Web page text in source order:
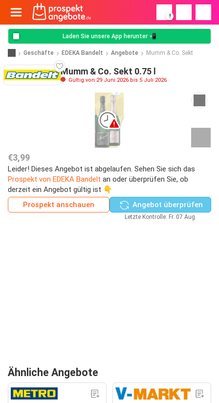
!
Laden Sie unsere App herunter 📲
Geschäfte EDEKA Bandelt Angebote Mumm & Co. Sekt
Mumm & Co. Sekt 0.75 l
Gültig von 29 Juni 2026 bis 5 Juli 2026
€3,99
Leider! Dieses Angebot ist abgelaufen. Sehen Sie sich das
Prospekt von EDEKA Bandelt an oder überprüfen Sie, ob
derzeit ein Angebot gültig ist 👇
Prospekt anschauen
Angebot überprüfen
Letzte Kontrolle: Fr. 07 Aug.
Ähnliche Angebote